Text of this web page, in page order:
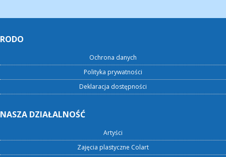
RODO
Ochrona danych
Polityka prywatności
Deklaracja dostępności
NASZA DZIAŁALNOŚĆ
Artyści
Zajęcia plastyczne Colart